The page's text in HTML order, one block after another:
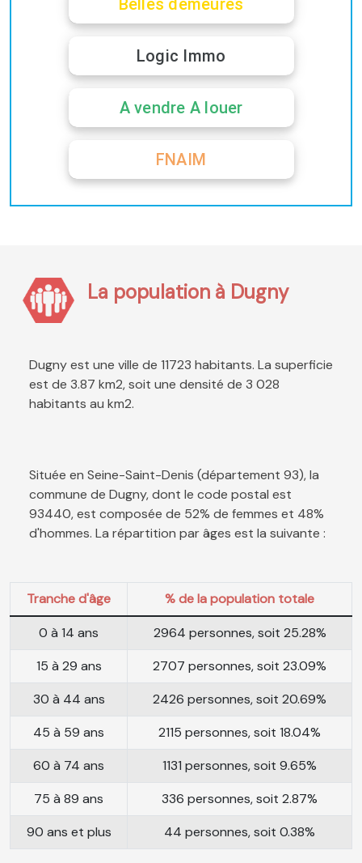
Belles demeures
Logic Immo
A vendre A louer
FNAIM
La population à Dugny
Dugny est une ville de 11723 habitants. La superficie
est de 3.87 km2, soit une densité de 3 028
habitants au km2.
Située en Seine-Saint-Denis (département 93), la
commune de Dugny, dont le code postal est
93440, est composée de 52% de femmes et 48%
d'hommes. La répartition par âges est la suivante :
Tranche d'âge
% de la population totale
0 à 14 ans
2964 personnes, soit 25.28%
15 à 29 ans
2707 personnes, soit 23.09%
30 à 44 ans
2426 personnes, soit 20.69%
45 à 59 ans
2115 personnes, soit 18.04%
60 à 74 ans
1131 personnes, soit 9.65%
75 à 89 ans
336 personnes, soit 2.87%
90 ans et plus
44 personnes, soit 0.38%